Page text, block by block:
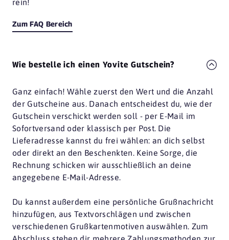
Zum FAQ Bereich
Wie bestelle ich einen Yovite Gutschein?
Ganz einfach! Wähle zuerst den Wert und die Anzahl
der Gutscheine aus. Danach entscheidest du, wie der
Gutschein verschickt werden soll - per E-Mail im
Sofortversand oder klassisch per Post. Die
Lieferadresse kannst du frei wählen: an dich selbst
oder direkt an den Beschenkten. Keine Sorge, die
Rechnung schicken wir ausschließlich an deine
angegebene E-Mail-Adresse.
Du kannst außerdem eine persönliche Grußnachricht
hinzufügen, aus Textvorschlägen und zwischen
verschiedenen Grußkartenmotiven auswählen. Zum